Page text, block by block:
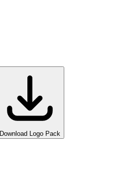
Download Logo Pack